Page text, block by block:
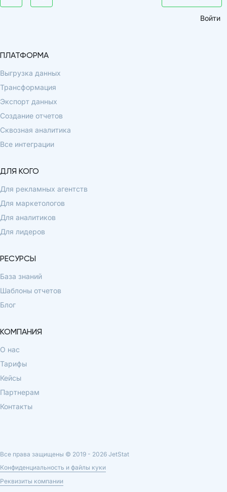
Войти
ПЛАТФОРМА
Выгрузка данных
Трансформация
Экспорт данных
Создание отчетов
Сквозная аналитика
Все интеграции
ДЛЯ КОГО
Для рекламных агентств
Для маркетологов
Для аналитиков
Для лидеров
РЕСУРСЫ
База знаний
Шаблоны отчетов
Блог
КОМПАНИЯ
О нас
Тарифы
Кейсы
Партнерам
Контакты
Все права защищены © 2019 - 2026 JetStat
Конфиденциальность и файлы куки
Реквизиты компании